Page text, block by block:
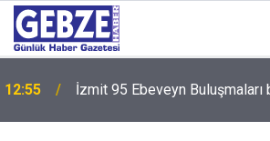
12:55 İzmit 95 Ebeveyn Buluşmaları